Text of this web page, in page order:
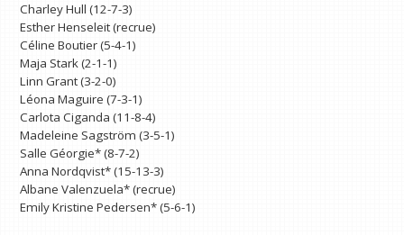
Charley Hull (12-7-3)
Esther Henseleit (recrue)
Céline Boutier (5-4-1)
Maja Stark (2-1-1)
Linn Grant (3-2-0)
Léona Maguire (7-3-1)
Carlota Ciganda (11-8-4)
Madeleine Sagström (3-5-1)
Salle Géorgie* (8-7-2)
Anna Nordqvist* (15-13-3)
Albane Valenzuela* (recrue)
Emily Kristine Pedersen* (5-6-1)